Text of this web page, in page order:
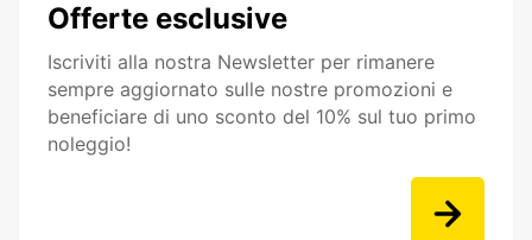
Offerte esclusive
Iscriviti alla nostra Newsletter per rimanere
sempre aggiornato sulle nostre promozioni e
beneficiare di uno sconto del 10% sul tuo primo
noleggio!